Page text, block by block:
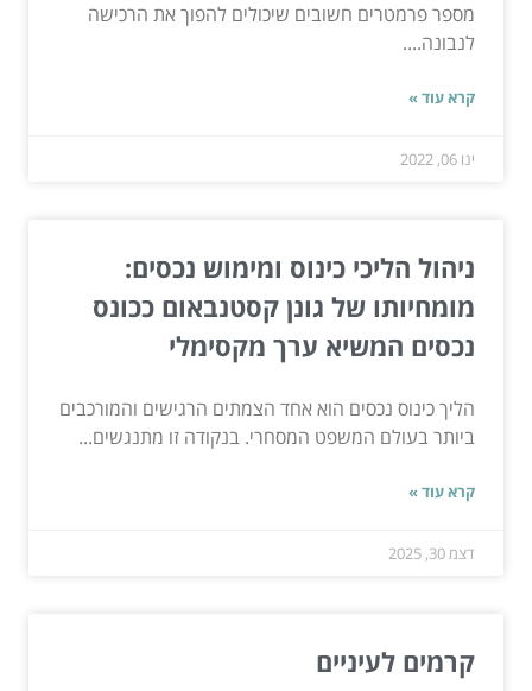
מספר פרמטרים חשובים שיכולים להפוך את הרכישה
לנבונה....
קרא עוד »
ינו 06, 2022
ניהול הליכי כינוס ומימוש נכסים:
מומחיותו של גונן קסטנבאום ככונס
נכסים המשיא ערך מקסימלי
הליך כינוס נכסים הוא אחד הצמתים הרגישים והמורכבים
ביותר בעולם המשפט המסחרי. בנקודה זו מתנגשים...
קרא עוד »
דצמ 30, 2025
קרמים לעיניים